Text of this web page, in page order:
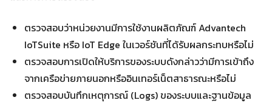
ตรวจสอบว่าหน่วยงานมีการใช้งานผลิตภัณฑ์ Advantech
IoTSuite หรือ IoT Edge ในเวอร์ชันที่ได้รับผลกระทบหรือไม่
ตรวจสอบการเปิดให้บริการของระบบดังกล่าวว่ามีการเข้าถึง
จากเครือข่ายภายนอกหรืออินเทอร์เน็ตสาธารณะหรือไม่
ตรวจสอบบันทึกเหตุการณ์ (Logs) ของระบบและฐานข้อมูล